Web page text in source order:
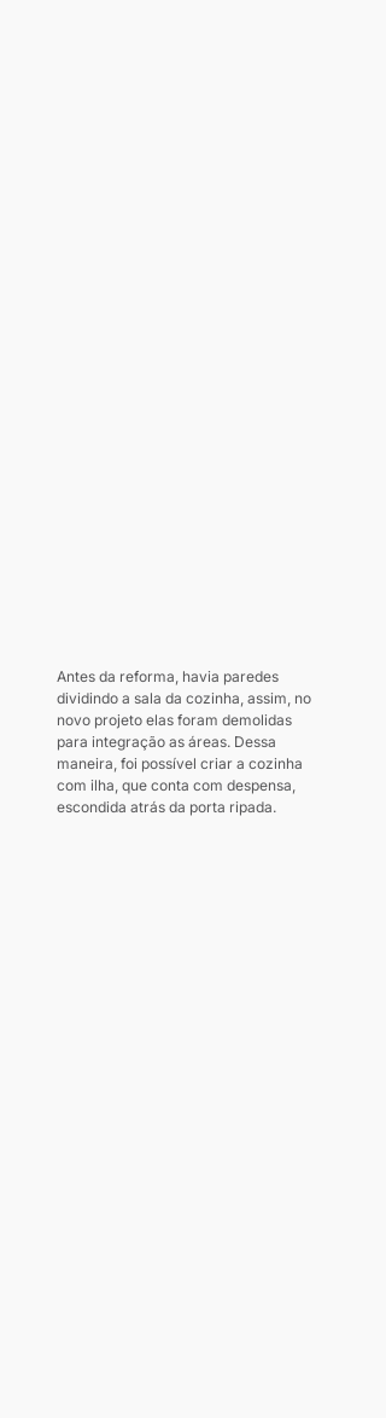
Antes da reforma, havia paredes
dividindo a sala da cozinha, assim, no
novo projeto elas foram demolidas
para integração as áreas. Dessa
maneira, foi possível criar a cozinha
com ilha, que conta com despensa,
escondida atrás da porta ripada.